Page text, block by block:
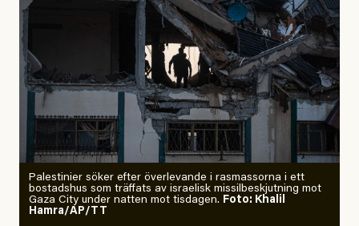
Palestinier söker efter överlevande i rasmassorna i ett
bostadshus som träffats av israelisk missilbeskjutning mot
Gaza City under natten mot tisdagen. Foto: Khalil
Hamra/AP/TT